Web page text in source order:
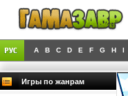
A B C D E F G H I
Игры по жанрам